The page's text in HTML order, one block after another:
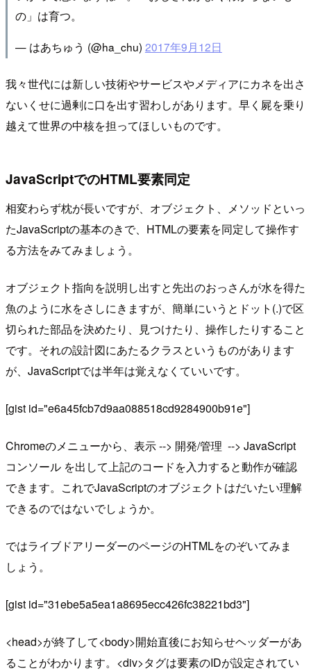
の」は育つ。
— はあちゅう (@ha_chu) 2017年9月12日
我々世代には新しい技術やサービスやメディアにカネを出さ
ないくせに過剰に口を出す習わしがあります。早く屍を乗り
越えて世界の中核を担ってほしいものです。
JavaScriptでのHTML要素同定
相変わらず枕が長いですが、オブジェクト、メソッドといっ
たJavaScriptの基本のきで、HTMLの要素を同定して操作す
る方法をみてみましょう。
オブジェクト指向を説明し出すと先出のおっさんが水を得た
魚のように水をさしにきますが、簡単にいうとドット(.)で区
切られた部品を決めたり、見つけたり、操作したりすること
です。それの設計図にあたるクラスというものがあります
が、JavaScriptでは半年は覚えなくていいです。
[gist id="e6a45fcb7d9aa088518cd9284900b91e"]
Chromeのメニューから、表示 --> 開発/管理 --> JavaScript
コンソール を出して上記のコードを入力すると動作が確認
できます。これでJavaScriptのオブジェクトはだいたい理解
できるのではないでしょうか。
ではライブドアリーダーのページのHTMLをのぞいてみま
しょう。
[gist id="31ebe5a5ea1a8695ecc426fc38221bd3"]
<head>が終了して<body>開始直後にお知らせヘッダーがあ
ることがわかります。<div>タグは要素のIDが設定されてい